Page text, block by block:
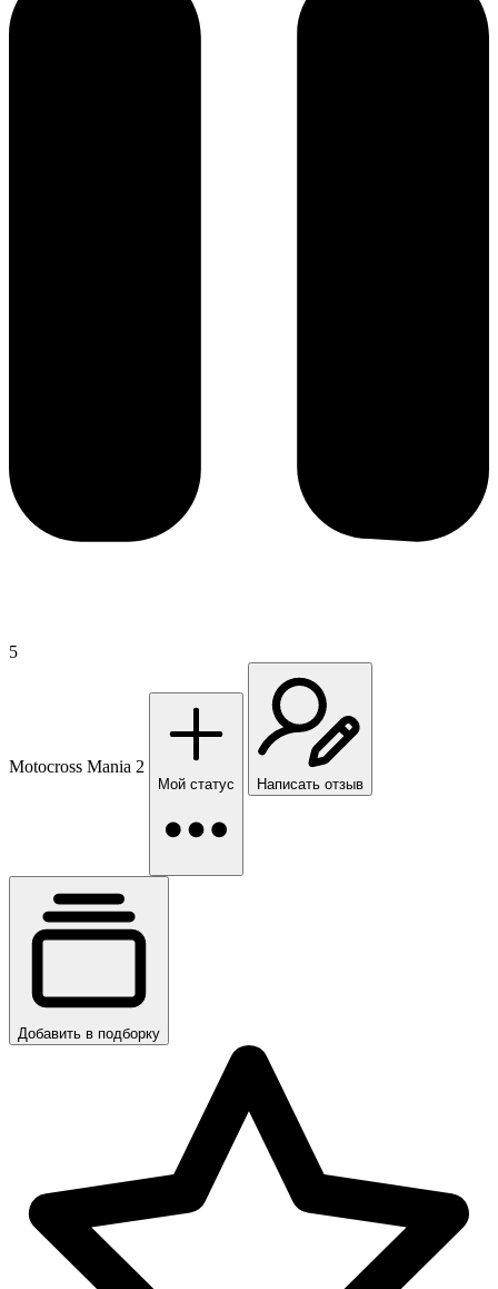
5
Motocross Mania 2
Мой статус Написать отзыв
Добавить в подборку